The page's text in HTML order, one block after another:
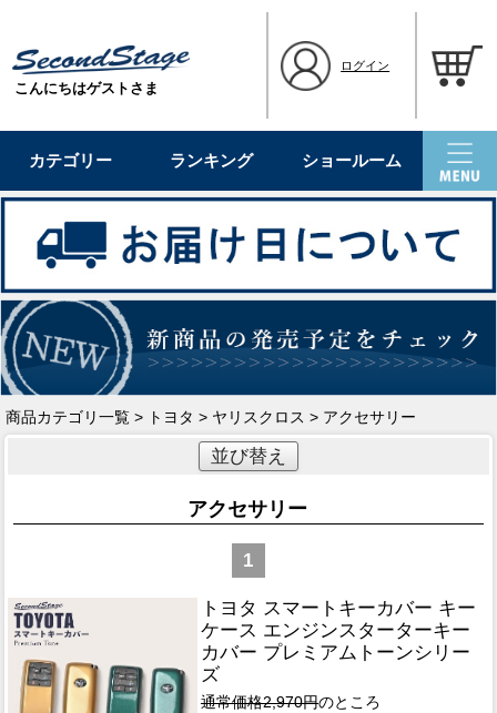
こんにちはゲストさま
ログイン
カテゴリー ランキング ショールーム
商品カテゴリ一覧 > トヨタ > ヤリスクロス > アクセサリー
並び替え
アクセサリー
1
トヨタ スマートキーカバー キー
ケース エンジンスターターキー
カバー プレミアムトーンシリー
ズ
通常価格2,970円のところ